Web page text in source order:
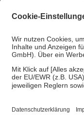
Diese Regeln gelten
Um das Engagement
• Kindern und
• Untersuchungen zur
• empfohlenen
• Harn- und
Informationen findest